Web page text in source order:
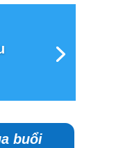
buổi